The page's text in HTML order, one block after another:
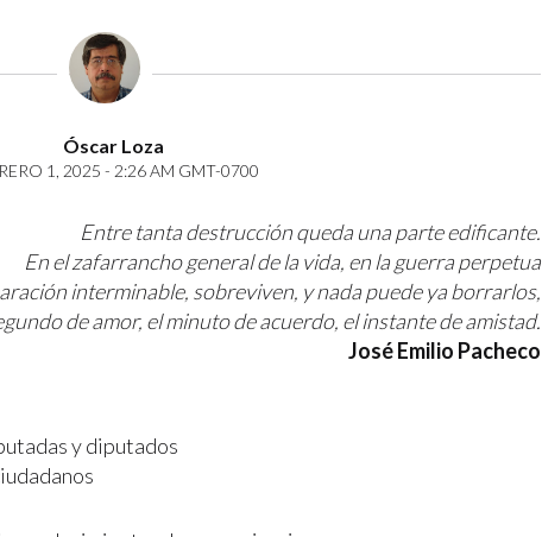
Óscar Loza
1, 2025 - 2:26 AM GMT-0700
Entre tanta destrucción queda una parte edificante.
En el zafarrancho general de la vida, en la guerra perpetua
interminable, sobreviven, y nada puede ya borrarlos,
de amor, el minuto de acuerdo, el instante de amistad.
José Emilio Pacheco
y diputados